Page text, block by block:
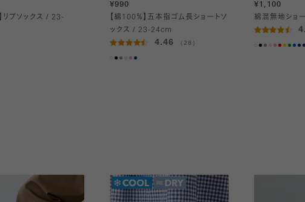
リブソックス / 23-
¥990
【綿100％】五本指ゴム長ショートソ
ックス / 23-24cm
4.46 （28）
¥1,100
綿混無地ショ